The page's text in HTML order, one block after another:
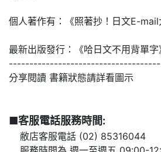
個人著作有：《照著抄！日文E-mail
最新出版發行：《哈日文不用背單字
分享閱讀 書籍狀態請詳看圖示
■客服電話服務時間:
敝店客服電話 (02) 85316044